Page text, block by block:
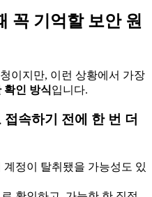
꼭 기억할 보안 원
이지만, 이런 상황에서 가장
확인 방식입니다.
속하기 전에 한 번 더
정이 탈취됐을 가능성도 있